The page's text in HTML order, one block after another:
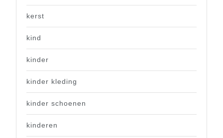
kerst
kind
kinder
kinder kleding
kinder schoenen
kinderen